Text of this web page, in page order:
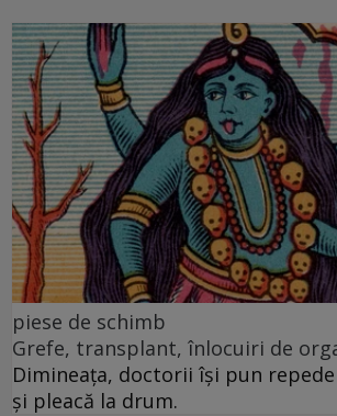
piese de schimb
Grefe, transplant, înlocuiri de
Dimineața, doctorii își pun repede
și pleacă la drum.